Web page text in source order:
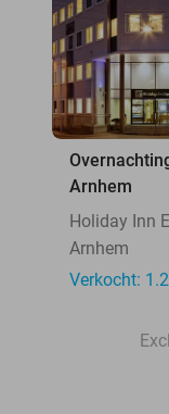
Arnhem
Holiday Inn
Arnhem
Verkocht: